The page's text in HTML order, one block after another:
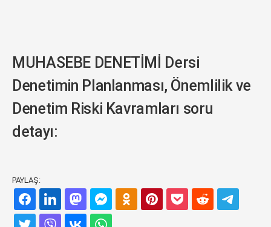
MUHASEBE DENETİMİ Dersi
Denetimin Planlanması, Önemlilik ve
Denetim Riski Kavramları soru
detayı:
PAYLAŞ: